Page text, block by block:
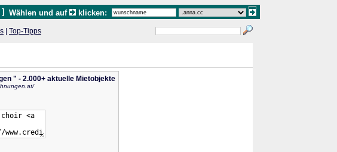
] Wählen und auf klicken:
Top-Tipps
" - 2.000+ aktuelle Mietobjekte